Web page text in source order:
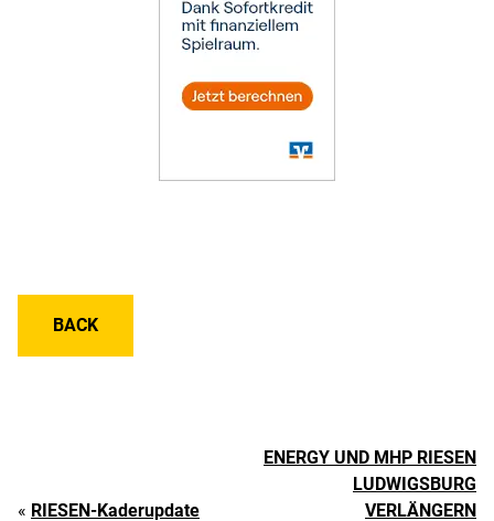
BACK
« RIESEN-Kaderupdate
ENERGY UND MHP RIESEN
LUDWIGSBURG
VERLÄNGERN